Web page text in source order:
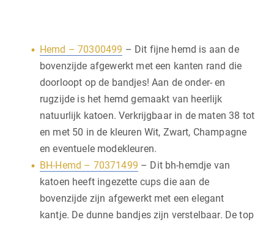
Hemd – 70300499 – Dit fijne hemd is aan de
bovenzijde afgewerkt met een kanten rand die
doorloopt op de bandjes! Aan de onder- en
rugzijde is het hemd gemaakt van heerlijk
natuurlijk katoen. Verkrijgbaar in de maten 38 tot
en met 50 in de kleuren Wit, Zwart, Champagne
en eventuele modekleuren.
BH-Hemd – 70371499 – Dit bh-hemdje van
katoen heeft ingezette cups die aan de
bovenzijde zijn afgewerkt met een elegant
kantje. De dunne bandjes zijn verstelbaar. De top